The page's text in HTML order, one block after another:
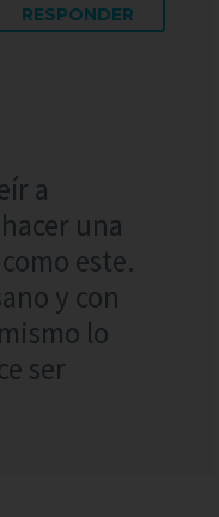
RESPONDER
a
una
este.
y con
lo
ser